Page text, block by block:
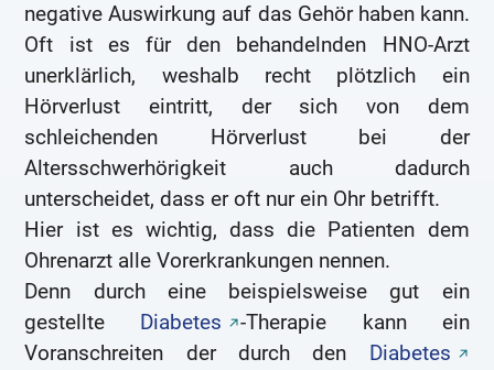
negative Auswirkung auf das Gehör haben kann.
Oft ist es für den behandelnden HNO-Arzt
unerklärlich, weshalb recht plötzlich ein
Hörverlust eintritt, der sich von dem
schleichenden Hörverlust bei der
Altersschwerhörigkeit auch dadurch
unterscheidet, dass er oft nur ein Ohr betrifft.
Hier ist es wichtig, dass die Patienten dem
Ohrenarzt alle Vorerkrankungen nennen.
Denn durch eine beispielsweise gut ein
gestellte Diabetes
-Therapie kann ein
Voranschreiten der durch den Diabetes